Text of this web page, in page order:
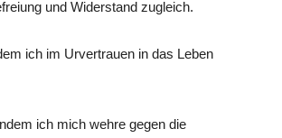
und Widerstand zugleich.
ich im Urvertrauen in das Leben
ich mich wehre gegen die